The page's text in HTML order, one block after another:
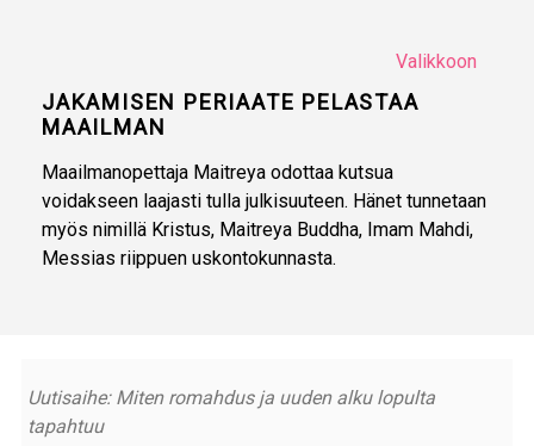
Valikkoon
JAKAMISEN PERIAATE PELASTAA
MAAILMAN
Maailmanopettaja Maitreya odottaa kutsua
voidakseen laajasti tulla julkisuuteen. Hänet tunnetaan
myös nimillä Kristus, Maitreya Buddha, Imam Mahdi,
Messias riippuen uskontokunnasta.
Uutisaihe: Miten romahdus ja uuden alku lopulta
tapahtuu